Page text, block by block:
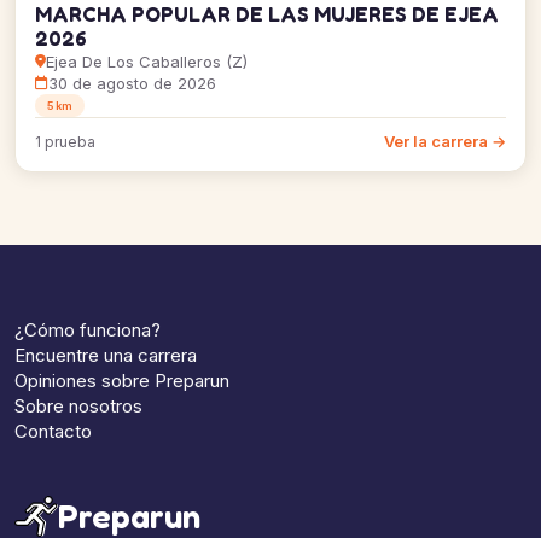
MARCHA POPULAR DE LAS MUJERES DE EJEA
2026
Ejea De Los Caballeros (Z)
30 de agosto de 2026
5 km
1 prueba Ver la carrera →
¿Cómo funciona?
Encuentre una carrera
Opiniones sobre Preparun
Sobre nosotros
Contacto
Preparun